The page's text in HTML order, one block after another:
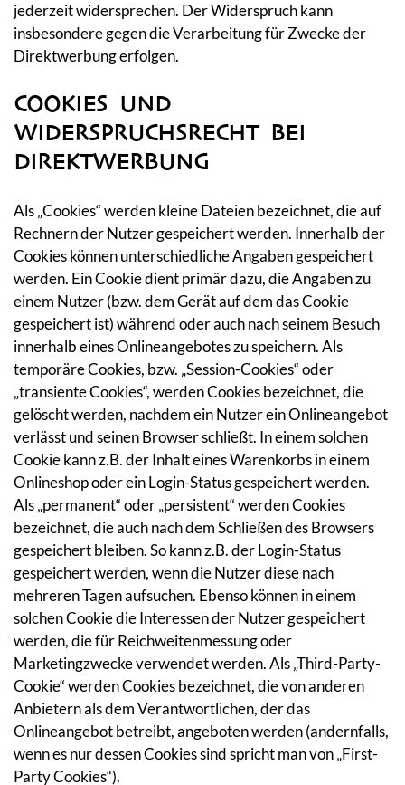
jederzeit widersprechen. Der Widerspruch kann
insbesondere gegen die Verarbeitung für Zwecke der
Direktwerbung erfolgen.
COOKIES UND
WIDERSPRUCHSRECHT BEI
DIREKTWERBUNG
Als „Cookies“ werden kleine Dateien bezeichnet, die auf
Rechnern der Nutzer gespeichert werden. Innerhalb der
Cookies können unterschiedliche Angaben gespeichert
werden. Ein Cookie dient primär dazu, die Angaben zu
einem Nutzer (bzw. dem Gerät auf dem das Cookie
gespeichert ist) während oder auch nach seinem Besuch
innerhalb eines Onlineangebotes zu speichern. Als
temporäre Cookies, bzw. „Session-Cookies“ oder
„transiente Cookies“, werden Cookies bezeichnet, die
gelöscht werden, nachdem ein Nutzer ein Onlineangebot
verlässt und seinen Browser schließt. In einem solchen
Cookie kann z.B. der Inhalt eines Warenkorbs in einem
Onlineshop oder ein Login-Status gespeichert werden.
Als „permanent“ oder „persistent“ werden Cookies
bezeichnet, die auch nach dem Schließen des Browsers
gespeichert bleiben. So kann z.B. der Login-Status
gespeichert werden, wenn die Nutzer diese nach
mehreren Tagen aufsuchen. Ebenso können in einem
solchen Cookie die Interessen der Nutzer gespeichert
werden, die für Reichweitenmessung oder
Marketingzwecke verwendet werden. Als „Third-Party-
Cookie“ werden Cookies bezeichnet, die von anderen
Anbietern als dem Verantwortlichen, der das
Onlineangebot betreibt, angeboten werden (andernfalls,
wenn es nur dessen Cookies sind spricht man von „First-
Party Cookies“).